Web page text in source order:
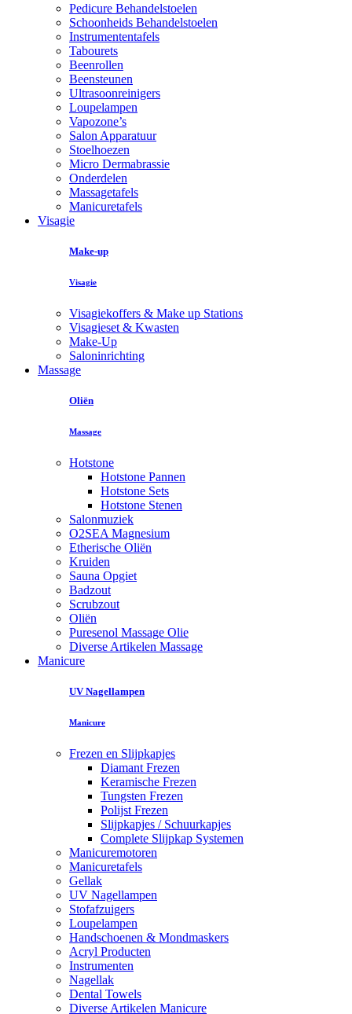
Pedicure Behandelstoelen
Schoonheids Behandelstoelen
Instrumententafels
Tabourets
Beenrollen
Beensteunen
Ultrasoonreinigers
Loupelampen
Vapozone’s
Salon Apparatuur
Stoelhoezen
Micro Dermabrassie
Onderdelen
Massagetafels
Manicuretafels
Visagie
Make-up
Visagie
Visagiekoffers & Make up Stations
Visagieset & Kwasten
Make-Up
Saloninrichting
Massage
Oliën
Massage
Hotstone
Hotstone Pannen
Hotstone Sets
Hotstone Stenen
Salonmuziek
O2SEA Magnesium
Etherische Oliën
Kruiden
Sauna Opgiet
Badzout
Scrubzout
Oliën
Puresenol Massage Olie
Diverse Artikelen Massage
Manicure
UV Nagellampen
Manicure
Frezen en Slijpkapjes
Diamant Frezen
Keramische Frezen
Tungsten Frezen
Polijst Frezen
Slijpkapjes / Schuurkapjes
Complete Slijpkap Systemen
Manicuremotoren
Manicuretafels
Gellak
UV Nagellampen
Stofafzuigers
Loupelampen
Handschoenen & Mondmaskers
Acryl Producten
Instrumenten
Nagellak
Dental Towels
Diverse Artikelen Manicure